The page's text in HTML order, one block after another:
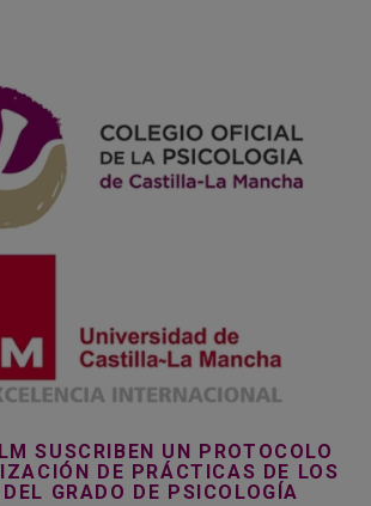
SUSCRIBEN UN PROTOCOLO
DE PRÁCTICAS DE LOS
GRADO DE PSICOLOGÍA